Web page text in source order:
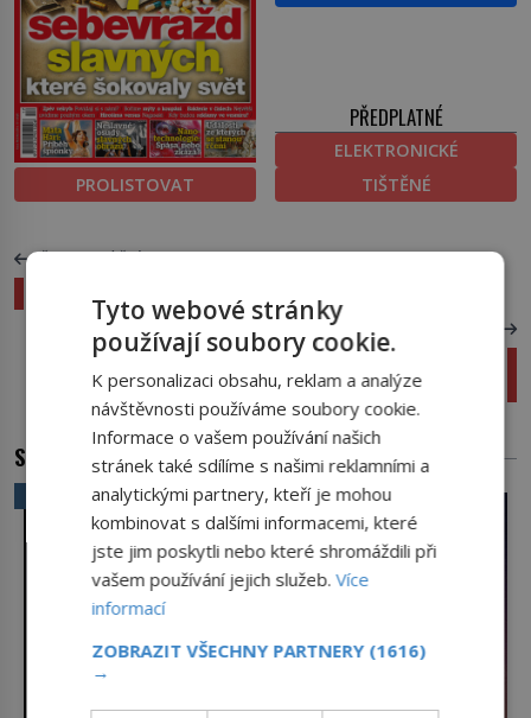
PROLISTOVAT
PŘEDPLATNÉ
ELEKTRONICKÉ
TIŠTĚNÉ
PŘEDCHOZÍ ČLÁNEK
Rakousko postavil na nohy z bankrotu Vídeňský
kongres
SOUVISEJÍCÍ ČLÁNKY
VĚDA A TECHNIKA
Tyto webové stránky
používají soubory cookie.
K personalizaci obsahu, reklam a analýze
návštěvnosti používáme soubory cookie.
Informace o vašem používání našich
stránek také sdílíme s našimi reklamními a
analytickými partnery, kteří je mohou
kombinovat s dalšími informacemi, které
jste jim poskytli nebo které shromáždili při
vašem používání jejich služeb.Více
informací
ZOBRAZIT VŠECHNY PARTNERY (1616)
→